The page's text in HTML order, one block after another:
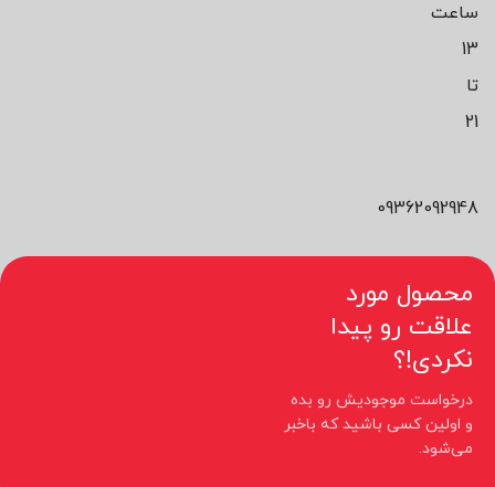
ساعت
13
تا
21
09362092948
محصول مورد
علاقت رو پیدا
نکردی!؟
درخواست موجودیش رو بده
و اولین کسی باشید که باخبر
می‌شود.